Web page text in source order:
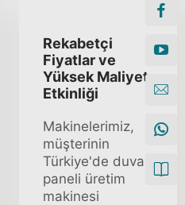
Rekabetçi
Fiyatlar ve
Yüksek Maliyet
Etkinliği
Makinelerimiz,
müşterinin
Türkiye'de duvar
paneli üretim
makinesi